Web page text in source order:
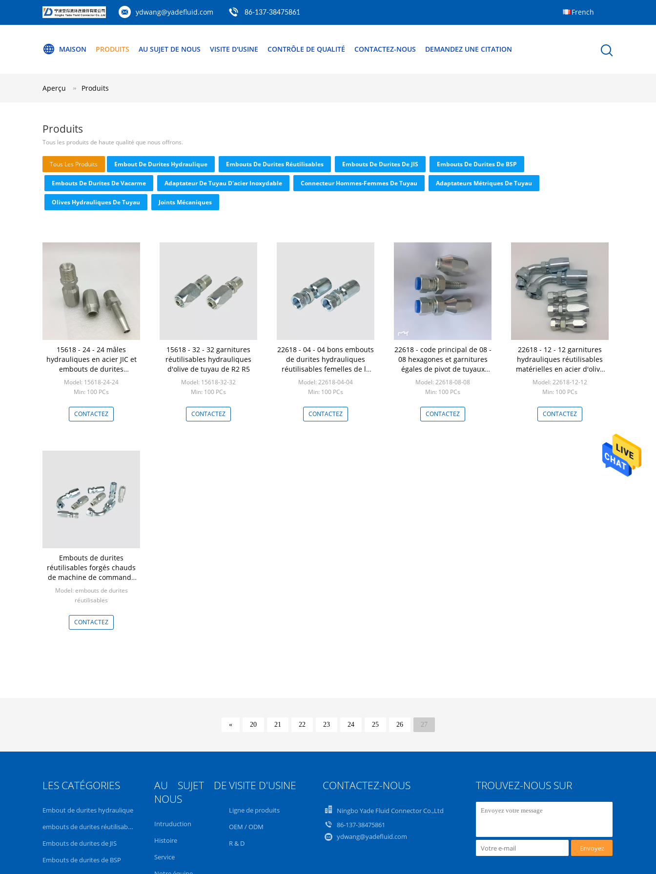
ydwang@yadefluid.com 86-137-38475861 French
MAISON PRODUITS AU SUJET DE NOUS VISITE D'USINE CONTRÔLE DE QUALITÉ CONTACTEZ-NOUS DEMANDEZ UNE CITATION
Aperçu Produits
Produits
Tous les produits de haute qualité que nous offrons.
Tous Les Produits Embout De Durites Hydraulique Embouts De Durites Réutilisables Embouts De Durites De JIS Embouts De Durites De BSP
Embouts De Durites De Vacarme Adaptateur De Tuyau D'acier Inoxydable Connecteur Hommes-Femmes De Tuyau Adaptateurs Métriques De Tuyau
Olives Hydrauliques De Tuyau Joints Mécaniques
15618 - 24 - 24 mâles
hydrauliques en acier JIC et
embouts de durites
réutilisables de pivot de BSP
Model: 15618-24-24
Min: 100 PCs
CONTACTEZ
15618 - 32 - 32 garnitures
réutilisables hydrauliques
d'olive de tuyau de R2 R5
Model: 15618-32-32
Min: 100 PCs
CONTACTEZ
22618 - 04 - 04 bons embouts
de durites hydrauliques
réutilisables femelles de la
qualité BSP pour le tuyau R5
Model: 22618-04-04
Min: 100 PCs
CONTACTEZ
22618 - code principal de 08 -
08 hexagones et garnitures
égales de pivot de tuyaux
d'air de forme
Model: 22618-08-08
Min: 100 PCs
CONTACTEZ
22618 - 12 - 12 garnitures
hydrauliques réutilisables
matérielles en acier d'olive
de tuyau
Model: 22618-12-12
Min: 100 PCs
CONTACTEZ
Embouts de durites
réutilisables forgés chauds
de machine de commande
numérique par ordinateur
d'acier au carbone
Model: embouts de durites
réutilisables
CONTACTEZ
« 20 21 22 23 24 25 26 27
LES CATÉGORIES
Embout de durites hydraulique
embouts de durites réutilisables
Embouts de durites de JIS
Embouts de durites de BSP
AU SUJET DE
NOUS
Intruduction
Histoire
Service
VISITE D'USINE
Ligne de produits
OEM / ODM
R & D
CONTACTEZ-NOUS
Ningbo Yade Fluid Connector Co.,Ltd
86-137-38475861
ydwang@yadefluid.com
TROUVEZ-NOUS SUR
Envoyez